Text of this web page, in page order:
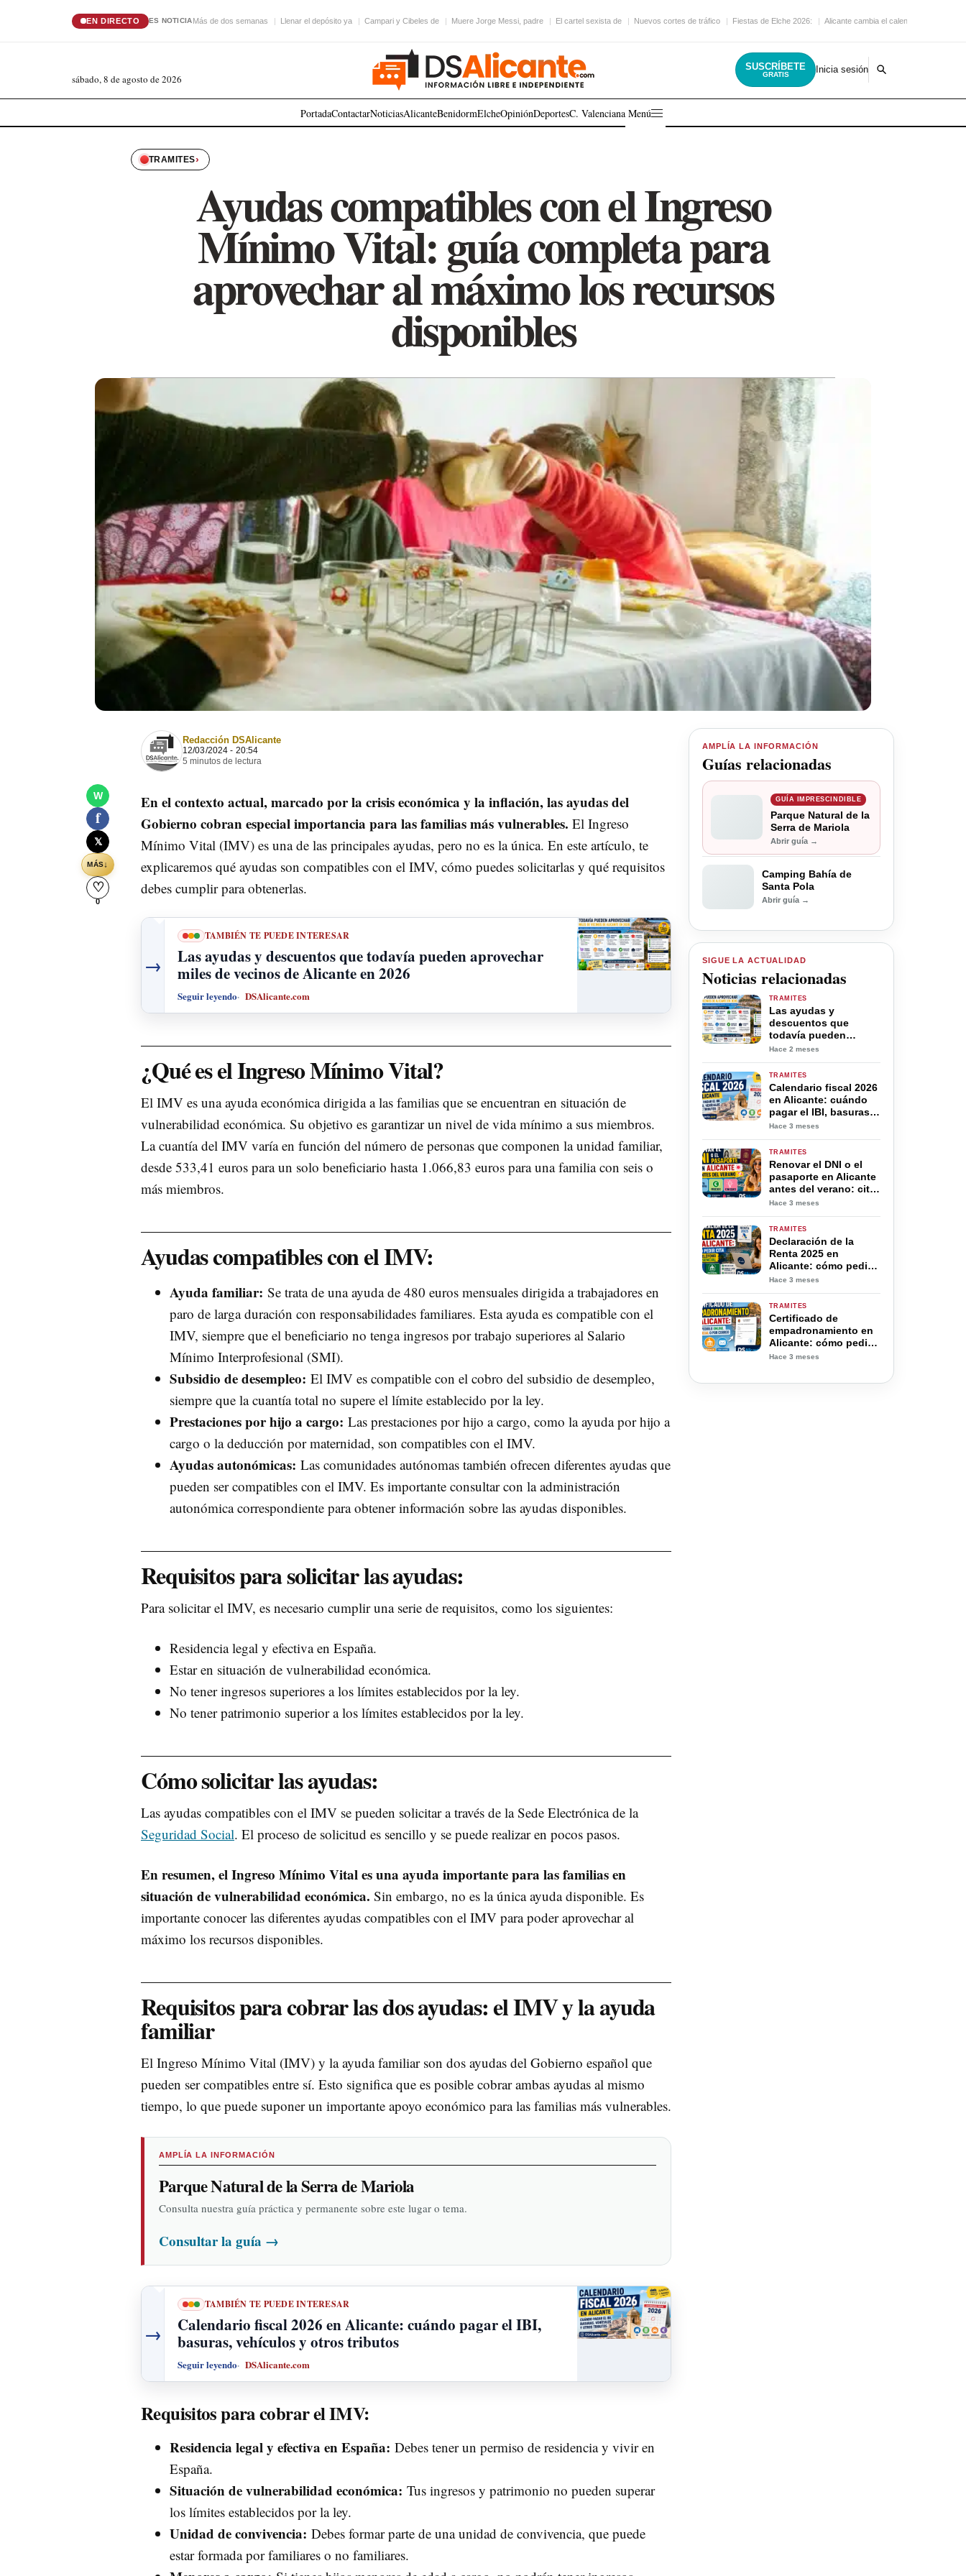
EN DIRECTO ES NOTICIAMás de dos semanas Llenar el depósito ya Campari y Cibeles de Muere Jorge Messi, padre El cartel sexista de Nuevos cortes de tráfico Fiestas de Elche 2026: Alicante cambia el calendario
sábado, 8 de agosto de 2026
SUSCRÍBETE
GRATIS Inicia sesión
PortadaContactarNoticiasAlicanteBenidormElcheOpiniónDeportesC. Valenciana Menú
TRAMITES›
Ayudas compatibles con el Ingreso
Mínimo Vital: guía completa para
aprovechar al máximo los recursos
disponibles
W
f
𝕏
MÁS↓
♡
0
Redacción DSAlicante
12/03/2024 - 20:54
5 minutos de lectura
En el contexto actual, marcado por la crisis económica y la inflación, las ayudas del
Gobierno cobran especial importancia para las familias más vulnerables. El Ingreso
Mínimo Vital (IMV) es una de las principales ayudas, pero no es la única. En este artículo, te
explicaremos qué ayudas son compatibles con el IMV, cómo puedes solicitarlas y qué requisitos
debes cumplir para obtenerlas.
→
TAMBIÉN TE PUEDE INTERESAR
Las ayudas y descuentos que todavía pueden aprovechar
miles de vecinos de Alicante en 2026
Seguir leyendo DSAlicante.com
¿Qué es el Ingreso Mínimo Vital?
El IMV es una ayuda económica dirigida a las familias que se encuentran en situación de
vulnerabilidad económica. Su objetivo es garantizar un nivel de vida mínimo a sus miembros.
La cuantía del IMV varía en función del número de personas que componen la unidad familiar,
desde 533,41 euros para un solo beneficiario hasta 1.066,83 euros para una familia con seis o
más miembros.
Ayudas compatibles con el IMV:
Ayuda familiar: Se trata de una ayuda de 480 euros mensuales dirigida a trabajadores en
paro de larga duración con responsabilidades familiares. Esta ayuda es compatible con el
IMV, siempre que el beneficiario no tenga ingresos por trabajo superiores al Salario
Mínimo Interprofesional (SMI).
Subsidio de desempleo: El IMV es compatible con el cobro del subsidio de desempleo,
siempre que la cuantía total no supere el límite establecido por la ley.
Prestaciones por hijo a cargo: Las prestaciones por hijo a cargo, como la ayuda por hijo a
cargo o la deducción por maternidad, son compatibles con el IMV.
Ayudas autonómicas: Las comunidades autónomas también ofrecen diferentes ayudas que
pueden ser compatibles con el IMV. Es importante consultar con la administración
autonómica correspondiente para obtener información sobre las ayudas disponibles.
Requisitos para solicitar las ayudas:
Para solicitar el IMV, es necesario cumplir una serie de requisitos, como los siguientes:
Residencia legal y efectiva en España.
Estar en situación de vulnerabilidad económica.
No tener ingresos superiores a los límites establecidos por la ley.
No tener patrimonio superior a los límites establecidos por la ley.
Cómo solicitar las ayudas:
Las ayudas compatibles con el IMV se pueden solicitar a través de la Sede Electrónica de la
Seguridad Social. El proceso de solicitud es sencillo y se puede realizar en pocos pasos.
En resumen, el Ingreso Mínimo Vital es una ayuda importante para las familias en
situación de vulnerabilidad económica. Sin embargo, no es la única ayuda disponible. Es
importante conocer las diferentes ayudas compatibles con el IMV para poder aprovechar al
máximo los recursos disponibles.
Requisitos para cobrar las dos ayudas: el IMV y la ayuda
familiar
El Ingreso Mínimo Vital (IMV) y la ayuda familiar son dos ayudas del Gobierno español que
pueden ser compatibles entre sí. Esto significa que es posible cobrar ambas ayudas al mismo
tiempo, lo que puede suponer un importante apoyo económico para las familias más vulnerables.
AMPLÍA LA INFORMACIÓN
Parque Natural de la Serra de Mariola
Consulta nuestra guía práctica y permanente sobre este lugar o tema.
Consultar la guía →
→
TAMBIÉN TE PUEDE INTERESAR
Calendario fiscal 2026 en Alicante: cuándo pagar el IBI,
basuras, vehículos y otros tributos
Seguir leyendo DSAlicante.com
Requisitos para cobrar el IMV:
Residencia legal y efectiva en España: Debes tener un permiso de residencia y vivir en
España.
Situación de vulnerabilidad económica: Tus ingresos y patrimonio no pueden superar
los límites establecidos por la ley.
Unidad de convivencia: Debes formar parte de una unidad de convivencia, que puede
estar formada por familiares o no familiares.
AMPLÍA LA INFORMACIÓN
Guías relacionadas
GUÍA IMPRESCINDIBLE
Parque Natural de la
Serra de Mariola
Abrir guía →
Camping Bahía de
Santa Pola
Abrir guía →
SIGUE LA ACTUALIDAD
Noticias relacionadas
TRAMITES
Las ayudas y
descuentos que
todavía pueden
aprovechar miles de
2026
Hace 2 meses
TRAMITES
Calendario fiscal 2026
en Alicante: cuándo
pagar el IBI, basuras,
vehículos y otros
Hace 3 meses
TRAMITES
Renovar el DNI o el
pasaporte en Alicante
antes del verano: cita
previa, precios y
Hace 3 meses
TRAMITES
Declaración de la
Renta 2025 en
Alicante: cómo pedir
cita por teléfono o
Hace 3 meses
TRAMITES
Certificado de
empadronamiento en
Alicante: cómo pedirlo
online, presencial o
Hace 3 meses